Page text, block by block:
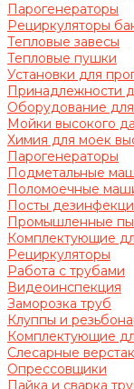
Парогенераторы
Рециркуляторы
Тепловые завесы
Тепловые пушки
Установки для
Принадлежности
Оборудование
Мойки высокого
Химия для моек
Парогенераторы
Подметальные
Поломоечные
Посты
Промышленные
Комплектующие
Рециркуляторы
Работа с трубами
Видеоинспекция
Заморозка труб
Клуппы и
Комплектующие
Слесарные
Опрессовщики
Пайка и сварка